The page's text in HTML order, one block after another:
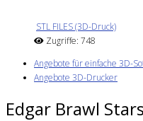
STL FILES (3D-Druck)
Zugriffe: 748
Angebote für einfache 3D-
Angebote 3D-Drucker
Edgar Brawl